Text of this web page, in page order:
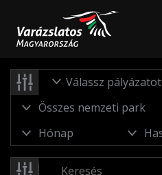
Válassz pályázatot